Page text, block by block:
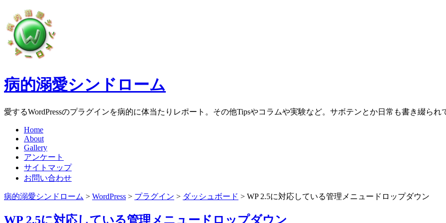
病的溺愛シンドローム
愛するWordPressのプラグインを病的に体当たりレポート。その他Tipsやコラムや実験など。サボテンとか日常も書き綴られ
Home
About
Gallery
アンケート
サイトマップ
お問い合わせ
病的溺愛シンドローム > WordPress > プラグイン > ダッシュボード > WP 2.5に対応している管理メニュードロップダウン
WP 2.5に対応している管理メニュードロップダウン